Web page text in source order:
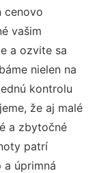
cenovo
vašim
a ozvite sa
nielen na
kontrolu
že aj malé
a zbytočné
patrí
úprimná